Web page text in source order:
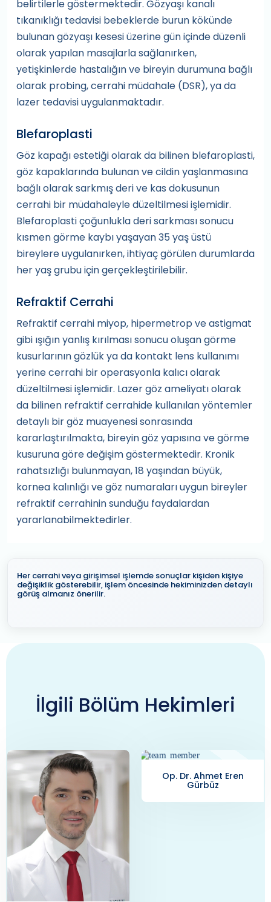
belirtilerle göstermektedir. Gözyaşı kanalı
tıkanıklığı tedavisi bebeklerde burun kökünde
bulunan gözyaşı kesesi üzerine gün içinde düzenli
olarak yapılan masajlarla sağlanırken,
yetişkinlerde hastalığın ve bireyin durumuna bağlı
olarak probing, cerrahi müdahale (DSR), ya da
lazer tedavisi uygulanmaktadır.
Blefaroplasti
Göz kapağı estetiği olarak da bilinen blefaroplasti,
göz kapaklarında bulunan ve cildin yaşlanmasına
bağlı olarak sarkmış deri ve kas dokusunun
cerrahi bir müdahaleyle düzeltilmesi işlemidir.
Blefaroplasti çoğunlukla deri sarkması sonucu
kısmen görme kaybı yaşayan 35 yaş üstü
bireylere uygulanırken, ihtiyaç görülen durumlarda
her yaş grubu için gerçekleştirilebilir.
Refraktif Cerrahi
Refraktif cerrahi miyop, hipermetrop ve astigmat
gibi ışığın yanlış kırılması sonucu oluşan görme
kusurlarının gözlük ya da kontakt lens kullanımı
yerine cerrahi bir operasyonla kalıcı olarak
düzeltilmesi işlemidir. Lazer göz ameliyatı olarak
da bilinen refraktif cerrahide kullanılan yöntemler
detaylı bir göz muayenesi sonrasında
kararlaştırılmakta, bireyin göz yapısına ve görme
kusuruna göre değişim göstermektedir. Kronik
rahatsızlığı bulunmayan, 18 yaşından büyük,
kornea kalınlığı ve göz numaraları uygun bireyler
refraktif cerrahinin sunduğu faydalardan
yararlanabilmektedirler.
Her cerrahi veya girişimsel işlemde sonuçlar kişiden kişiye
değişiklik gösterebilir, işlem öncesinde hekiminizden detaylı
görüş almanız önerilir.
İlgili Bölüm Hekimleri
Op. Dr. Ahmet Eren
Gürbüz
Op. Dr. Ahmet Serhun
Tacer